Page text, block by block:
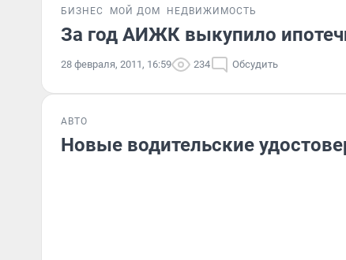
БИЗНЕС МОЙ ДОМ НЕДВИЖИМОСТЬ
За год АИЖК выкупило
28 февраля, 2011, 16:59 234 Обсудить
АВТО
Новые водительские